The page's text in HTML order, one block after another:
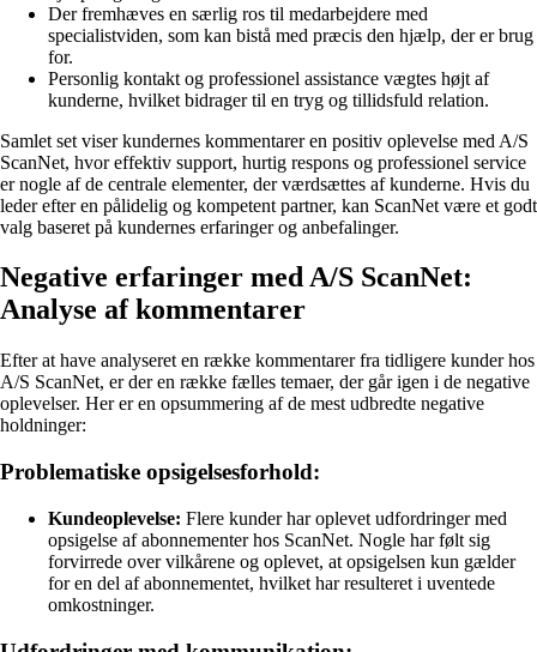
Der fremhæves en særlig ros til medarbejdere med
specialistviden, som kan bistå med præcis den hjælp, der er brug
for.
Personlig kontakt og professionel assistance vægtes højt af
kunderne, hvilket bidrager til en tryg og tillidsfuld relation.
Samlet set viser kundernes kommentarer en positiv oplevelse med A/S
ScanNet, hvor effektiv support, hurtig respons og professionel service
er nogle af de centrale elementer, der værdsættes af kunderne. Hvis du
leder efter en pålidelig og kompetent partner, kan ScanNet være et godt
valg baseret på kundernes erfaringer og anbefalinger.
Negative erfaringer med A/S ScanNet:
Analyse af kommentarer
Efter at have analyseret en række kommentarer fra tidligere kunder hos
A/S ScanNet, er der en række fælles temaer, der går igen i de negative
oplevelser. Her er en opsummering af de mest udbredte negative
holdninger:
Problematiske opsigelsesforhold:
Kundeoplevelse: Flere kunder har oplevet udfordringer med
opsigelse af abonnementer hos ScanNet. Nogle har følt sig
forvirrede over vilkårene og oplevet, at opsigelsen kun gælder
for en del af abonnementet, hvilket har resulteret i uventede
omkostninger.